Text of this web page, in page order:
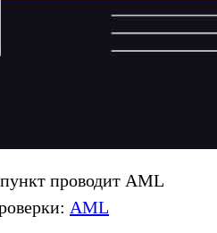
проводит AML
AML